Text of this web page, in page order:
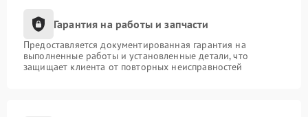
Гарантия на работы и запчасти
Предоставляется документированная гарантия на
выполненные работы и установленные детали, что
защищает клиента от повторных неисправностей